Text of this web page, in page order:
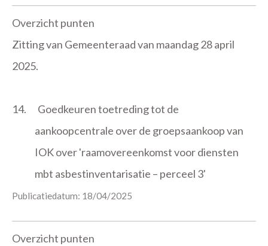
Overzicht punten
Zitting van Gemeenteraad van maandag 28 april
2025.
14.
Goedkeuren toetreding tot de
aankoopcentrale over de groepsaankoop van
IOK over 'raamovereenkomst voor diensten
mbt asbestinventarisatie – perceel 3'
Publicatiedatum: 18/04/2025
Overzicht punten